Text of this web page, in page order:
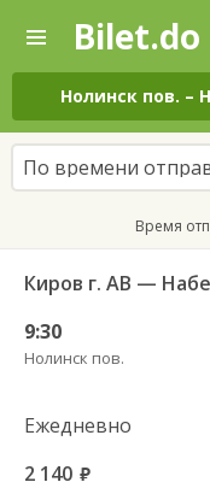
—
Поиск
и
покупка
билетов
на
автобус
онлайн
Bilet.do
Нолинск пов. –
По времени
Время
Киров г. АВ —
9:30
Нолинск пов.
Ежедневно
2 140 руб.